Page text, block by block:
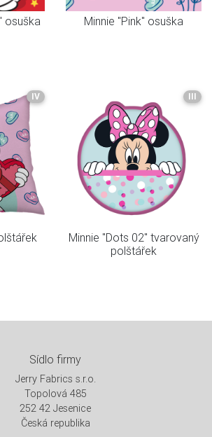
osuška Minnie "Pink" osuška
IV III
Minnie "Dots 02" tvarovaný
polštářek
Sídlo firmy
Jerry Fabrics s.r.o.
Topolová 485
252 42 Jesenice
Česká republika